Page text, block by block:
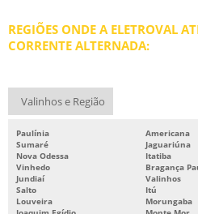
REBOBINAMENTO DE MOTORES
REBOBINAMENTO DE MOTORES SP
REPARO DE MOTORES ELÉTRICOS
SERVIÇOS DE BOMBAS
REGIÕES ONDE A ELETROVAL
CORRENTE ALTERNADA:
Valinhos e Região
Paulínia
Americana
Sumaré
Jaguariúna
Nova Odessa
Itatiba
Vinhedo
Bragança
Jundiaí
Valinhos
Salto
Itú
Louveira
Morungaba